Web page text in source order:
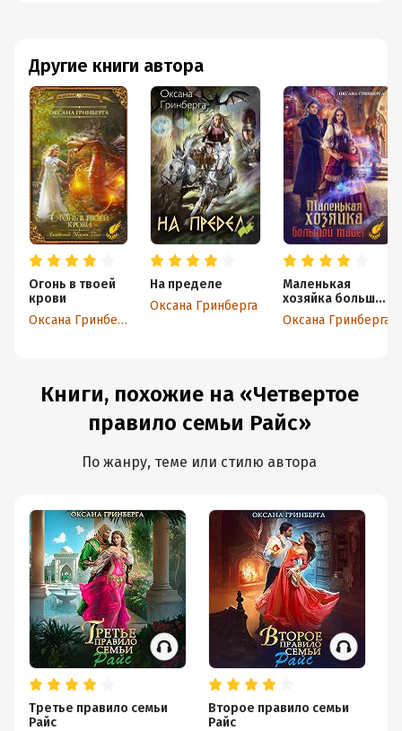
Другие книги автора
Огонь в твоей
крови
Оксана Гринберга
На пределе
Оксана Гринберга
Маленькая
хозяйка большой
таверны
Оксана Гринберга
Книги, похожие на «Четвертое
правило семьи Райс»
По жанру, теме или стилю автора
Третье правило семьи
Райс
Второе правило семьи
Райс